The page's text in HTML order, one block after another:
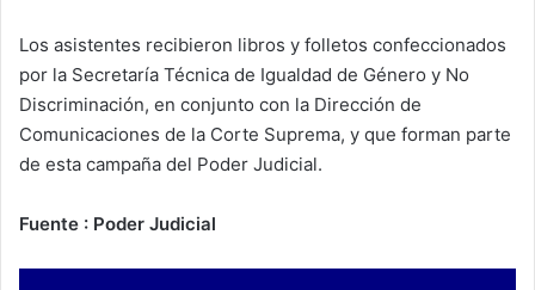
Los asistentes recibieron libros y folletos confeccionados
por la Secretaría Técnica de Igualdad de Género y No
Discriminación, en conjunto con la Dirección de
Comunicaciones de la Corte Suprema, y que forman parte
de esta campaña del Poder Judicial.
Fuente : Poder Judicial